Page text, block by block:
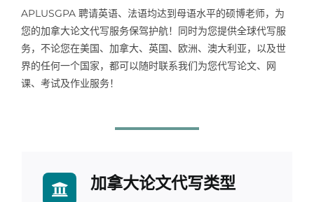
APLUSGPA 聘请英语、法语均达到母语水平的硕博老师，为
您的加拿大论文代写服务保驾护航！同时为您提供全球代写服
务，不论您在美国、加拿大、英国、欧洲、澳大利亚，以及世
界的任何一个国家，都可以随时联系我们为您代写论文、网
课、考试及作业服务！
加拿大论文代写类型